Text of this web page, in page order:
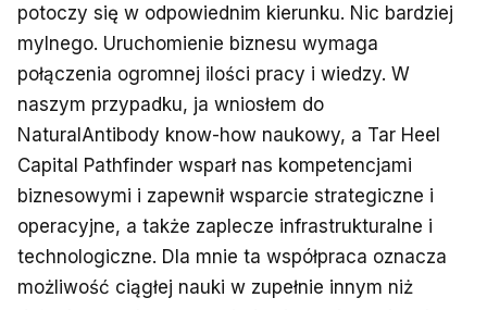
potoczy się w odpowiednim kierunku. Nic bardziej
mylnego. Uruchomienie biznesu wymaga
połączenia ogromnej ilości pracy i wiedzy. W
naszym przypadku, ja wniosłem do
NaturalAntibody know-how naukowy, a Tar Heel
Capital Pathfinder wsparł nas kompetencjami
biznesowymi i zapewnił wsparcie strategiczne i
operacyjne, a także zaplecze infrastrukturalne i
technologiczne. Dla mnie ta współpraca oznacza
możliwość ciągłej nauki w zupełnie innym niż